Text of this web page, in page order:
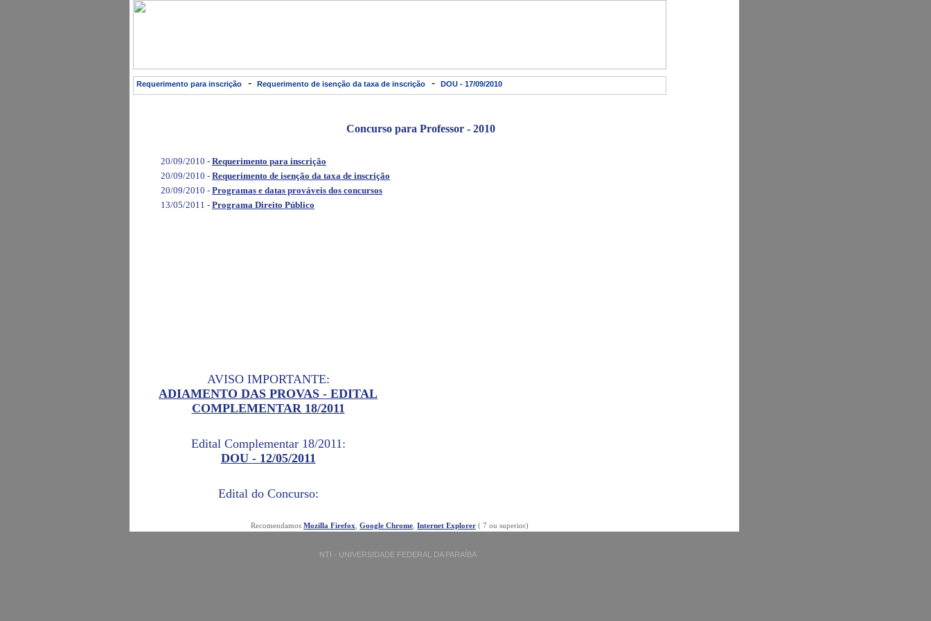
Requerimento para inscrição - Requerimento de isenção da taxa de inscrição - DOU - 17/09/2010
Concurso para Professor - 2010
20/09/2010 - Requerimento para inscrição
20/09/2010 - Requerimento de isenção da taxa de inscrição
20/09/2010 - Programas e datas prováveis dos concursos
13/05/2011 - Programa Direito Público
AVISO IMPORTANTE:
ADIAMENTO DAS PROVAS - EDITAL
COMPLEMENTAR 18/2011
Edital Complementar 18/2011:
DOU - 12/05/2011
Edital do Concurso:
Recomendamos Mozilla Firefox Google Chrome Internet Explorer ( 7 ou superior)
NTI - UNIVERSIDADE FEDERAL DA PARAÍBA